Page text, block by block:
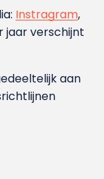
Instragram,
jaar verschijnt
aan